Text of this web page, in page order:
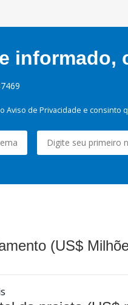
informado,
Aviso de Privacidade e
(US$